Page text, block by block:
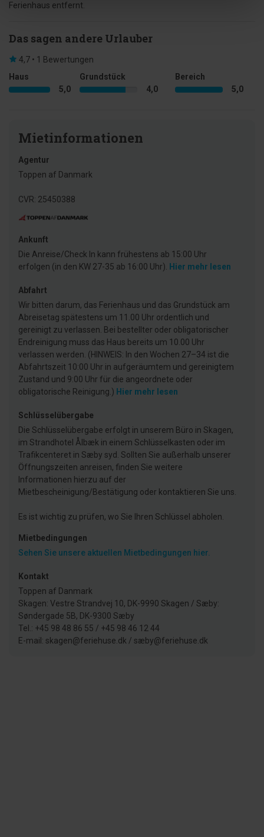
Ferienhaus entfernt.
Das sagen andere Urlauber
4,7 • 1 Bewertungen
Haus
5,0
Grundstück
4,0
Bereich
5,0
Mietinformationen
Agentur
Toppen af Danmark
CVR: 25450388
Ankunft
Die Anreise/Check In kann frühestens ab 15:00 Uhr
erfolgen (in den KW 27-35 ab 16:00 Uhr).
Hier mehr lesen
Abfahrt
Wir bitten darum, das Ferienhaus und das Grundstück am
Abreisetag spätestens um 11.00 Uhr ordentlich und
gereinigt zu verlassen. Bei bestellter oder obligatorischer
Endreinigung muss das Haus bereits um 10.00 Uhr
verlassen werden. (HINWEIS: In den Wochen 27–34 ist die
Abfahrtszeit 10:00 Uhr in aufgeräumtem und gereinigtem
Zustand und 9:00 Uhr für die angeordnete oder
obligatorische Reinigung.) Hier mehr lesen
Schlüsselübergabe
Die Schlüsselübergabe erfolgt in unserem Büro in Skagen,
im Strandhotel Ålbæk in einem Schlüsselkasten oder im
Trafikcenteret in Sæby syd. Sollten Sie außerhalb unserer
Öffnungszeiten anreisen, finden Sie weitere
Informationen hierzu auf der
Mietbescheinigung/Bestätigung oder kontaktieren Sie uns.
Es ist wichtig zu prüfen, wo Sie Ihren Schlüssel abholen.
Mietbedingungen
Sehen Sie unsere aktuellen Mietbedingungen hier.
Kontakt
Toppen af Danmark
Skagen: Vestre Strandvej 10, DK-9990 Skagen / Sæby:
Søndergade 5B, DK-9300 Sæby
Tel.: +45 98 48 86 55 / +45 98 46 12 44
E-mail: skagen@feriehuse.dk / sæby@feriehuse.dk